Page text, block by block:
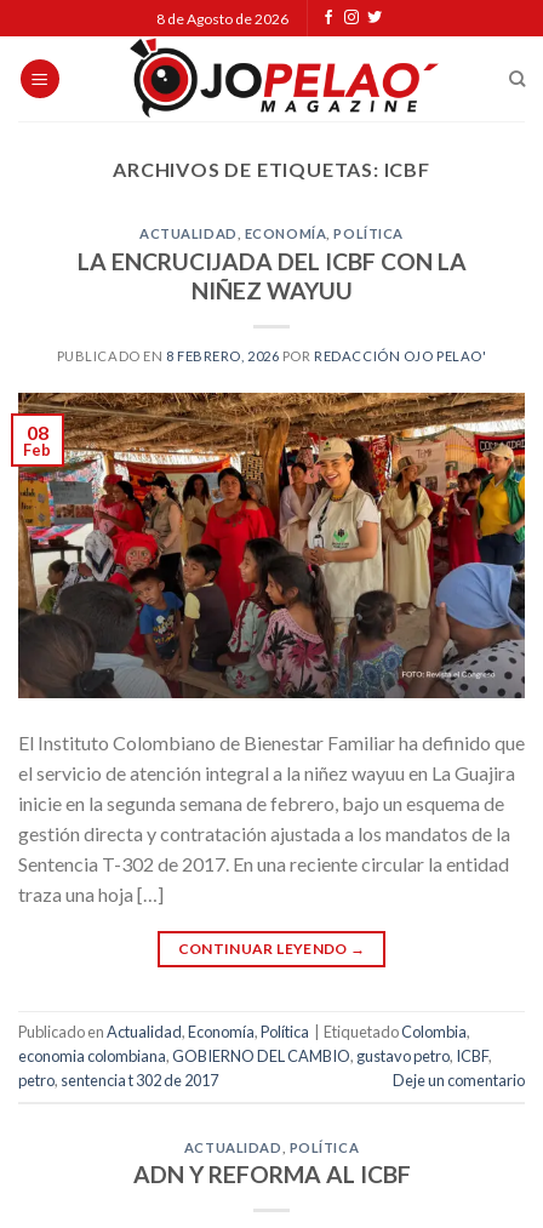
to
content
8 de Agosto de 2026
ARCHIVOS DE ETIQUETAS: ICBF
ACTUALIDAD ECONOMÍA ,POLÍTICA
LA ENCRUCIJADA DEL ICBF CON LA
NIÑEZ WAYUU
PUBLICADO EN 8 FEBRERO, 2026 POR REDACCIÓN OJO PELAO'
08
Feb
El Instituto Colombiano de Bienestar Familiar ha definido que
el servicio de atención integral a la niñez wayuu en La Guajira
inicie en la segunda semana de febrero, bajo un esquema de
gestión directa y contratación ajustada a los mandatos de la
Sentencia T-302 de 2017. En una reciente circular la entidad
traza una hoja […]
CONTINUAR LEYENDO →
Publicado enActualidad,Economía,Política EtiquetadoColombia,
economia colombiana,GOBIERNO DEL CAMBIO, gustavo petro, ICBF,
petro, sentencia t 302 de 2017 Deje un comentario
ACTUALIDAD POLÍTICA
ADN Y REFORMA AL ICBF